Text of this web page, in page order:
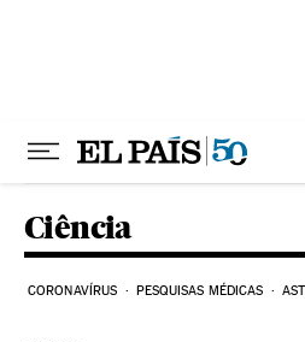
Ciência
CORONAVÍRUS PESQUISAS MÉDICAS